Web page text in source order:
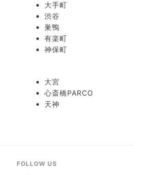
大手町
渋谷
巣鴨
有楽町
神保町
大宮
心斎橋PARCO
天神
FOLLOW US